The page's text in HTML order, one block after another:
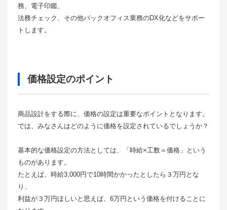
務、電子印鑑、
法務チェック、その他バックオフィス業務のDX化などをサポー
トします。
価格設定のポイント
商品設計をする際に、価格の設定は重要なポイントとなります。
では、みなさんはどのように価格を設定されているでしょうか？
基本的な価格設定の方法としては、「時給×工数＝価格」という
ものがあります。
たとえば、時給3,000円で10時間かかったとしたら３万円とな
り、
利益が３万円ほしいと思えば、6万円という価格を付けることに